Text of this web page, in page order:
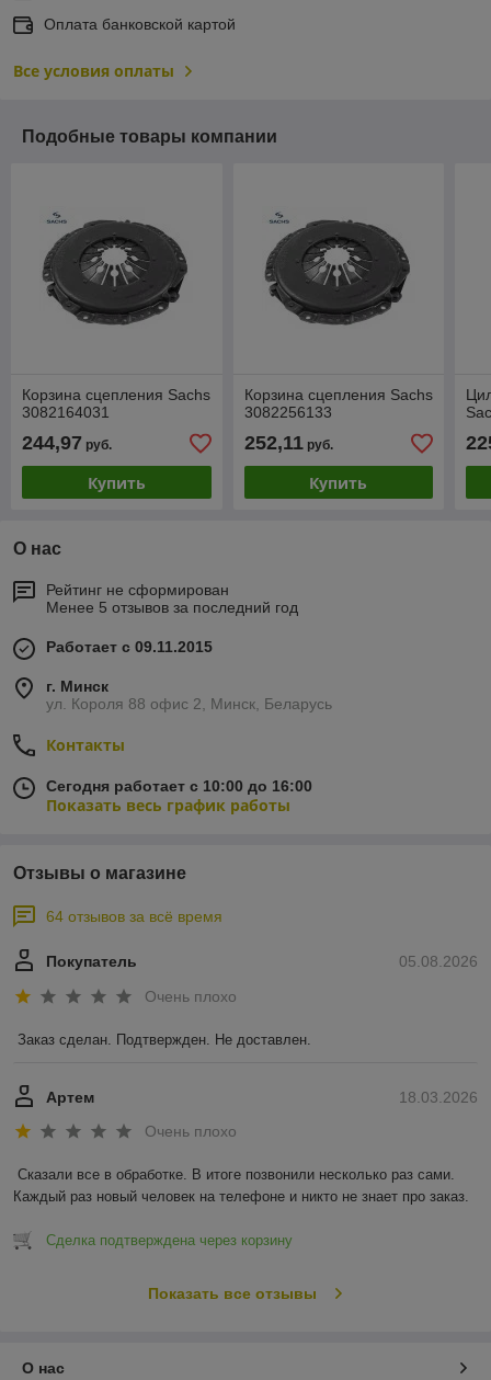
Оплата банковской картой
Все условия оплаты
Подобные товары компании
Корзина сцепления Sachs
3082164031
244,97 руб.
Купить
Корзина сцепления Sachs
3082256133
252,11руб.
Купить
О нас
Рейтинг не сформирован
Менее 5 отзывов за последний год
Работает с 09.11.2015
г. Минск
ул. Короля 88 офис 2, Минск, Беларусь
Контакты
Сегодня работает с 10:00 до 16:00
Показать весь график работы
Отзывы о магазине
64 отзывов за всё время
05.08.2026
Покупатель
Очень плохо
Заказ сделан. Подтвержден. Не доставлен.
18.03.2026
Артем
Очень плохо
Сказали все в обработке. В итоге позвонили несколько раз сами.
Каждый раз новый человек на телефоне и никто не знает про заказ.
Сделка подтверждена через корзину
Показать все отзывы
О нас